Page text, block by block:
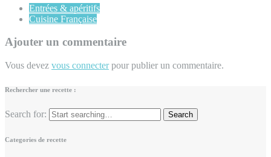
Entrées & apéritifs
Cuisine Française
Ajouter un commentaire
Vous devez vous connecterpour publier un commentaire.
Rechercher une recette :
Search for:
Categories de recette